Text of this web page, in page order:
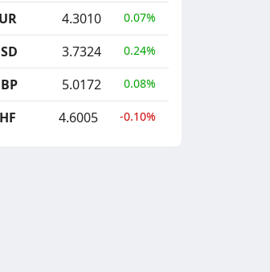
4.3010 0.07%
3.7324 0.24%
5.0172 0.08%
4.6005 -0.10%